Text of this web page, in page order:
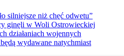
silniejsze niż chęć odwetu”
ginęli w Woli Ostrowieckiej
działaniach wojennych
wydawane natychmiast